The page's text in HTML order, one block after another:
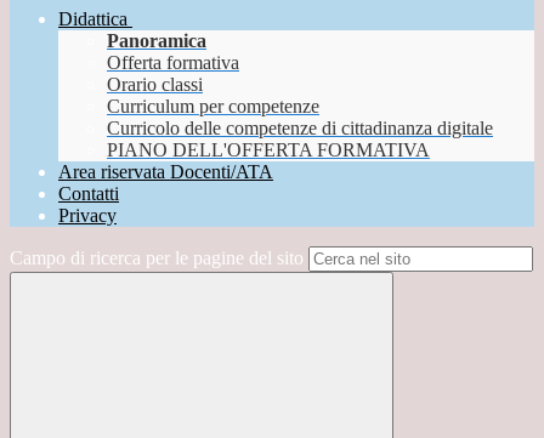
Didattica
Panoramica
Offerta formativa
Orario classi
Curriculum per competenze
Curricolo delle competenze di cittadinanza digitale
PIANO DELL'OFFERTA FORMATIVA
Area riservata Docenti/ATA
Contatti
Privacy
Campo di ricerca per le pagine del sito